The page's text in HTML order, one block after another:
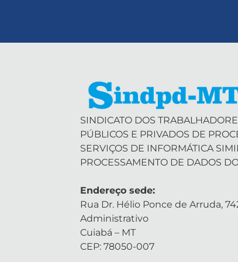
SINDICATO DOS
PÚBLICOS E PRIVADOS DE
SERVIÇOS DE INFORMÁTICA
PROCESSAMENTO DE DADOS
Endereço sede:
Rua Dr. Hélio Ponce de Arruda,
Administrativo
Cuiabá – MT
CEP: 78050-007